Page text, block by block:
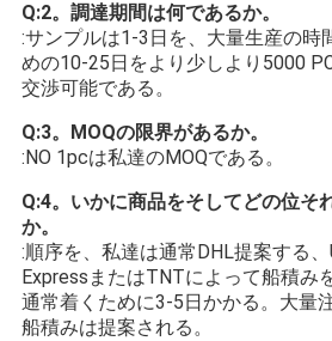
Q:2。調達期間は何であるか。
:サンプルは1-3日を、大量生産の時
めの10-25日をより少しより5000
交渉可能である。
Q:3。MOQの限界があるか。
:NO 1pcは私達のMOQである。
Q:4。いかに商品をそしてどの位そ
か。
:順序を、私達は通常DHL提案する、
ExpressまたはTNTによって船積み
通常着くために3-5日かかる。大量
船積みは提案される。